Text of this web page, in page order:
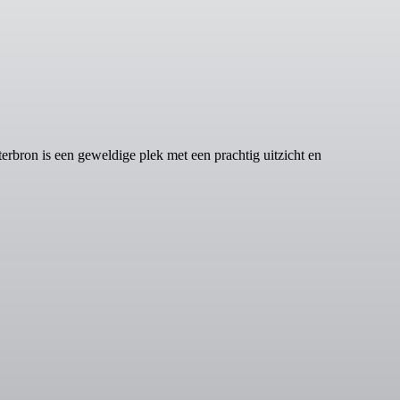
is een geweldige plek met een prachtig uitzicht en